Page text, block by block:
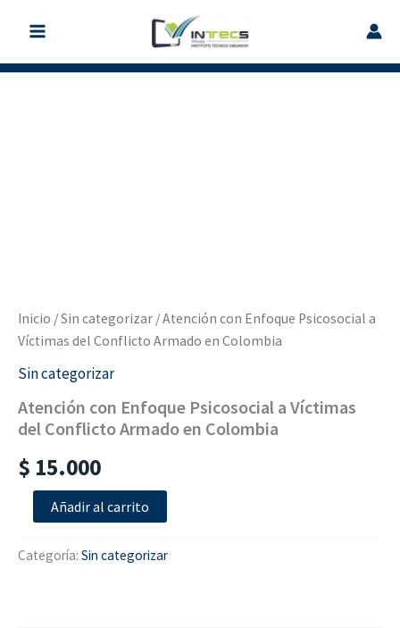
contenido
Inicio /Sin categorizar / Atención con Enfoque Psicosocial a
Víctimas del Conflicto Armado en Colombia
Sin categorizar
Atención con Enfoque Psicosocial a Víctimas
del Conflicto Armado en Colombia
$ 15.000
Añadir al carrito
Categoría: Sin categorizar